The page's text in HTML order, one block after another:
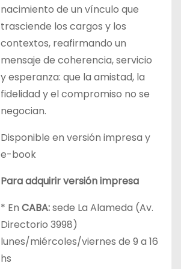
nacimiento de un vínculo que
trasciende los cargos y los
contextos, reafirmando un
mensaje de coherencia, servicio
y esperanza: que la amistad, la
fidelidad y el compromiso no se
negocian.
Disponible en versión impresa y
e-book
Para adquirir versión impresa
* En CABA:sede La Alameda (Av.
Directorio 3998)
lunes/miércoles/viernes de 9 a 16
hs